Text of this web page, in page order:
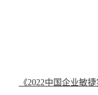
《2022中国企业敏